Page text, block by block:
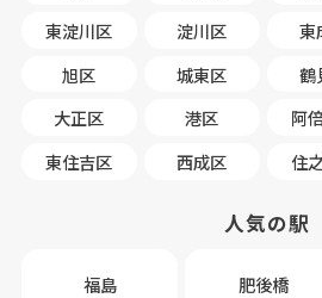
東淀川区
淀川区 東
旭区
城東区 鶴
大正区
港区 阿
東住吉区
西成区 住
人気の駅
福島 肥後橋